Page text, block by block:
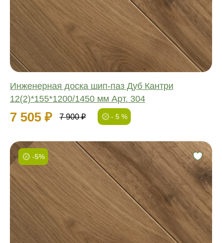
Инженерная доска шип-паз Дуб Кантри
12(2)*155*1200/1450 мм Арт. 304
7 505 ₽ 7 900 ₽ - 5 %
Длина:
Ширина:
Толщина:
-5%
Фаска:
Соединение:
Обработка:
Длина:
Ширина:
Толщина: